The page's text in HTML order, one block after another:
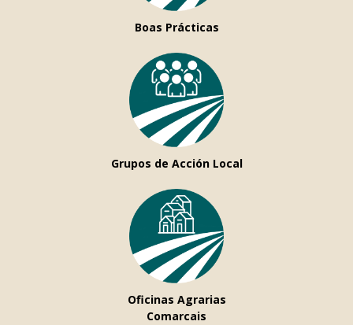
Boas Prácticas
Grupos de Acción Local
Oficinas Agrarias
Comarcais